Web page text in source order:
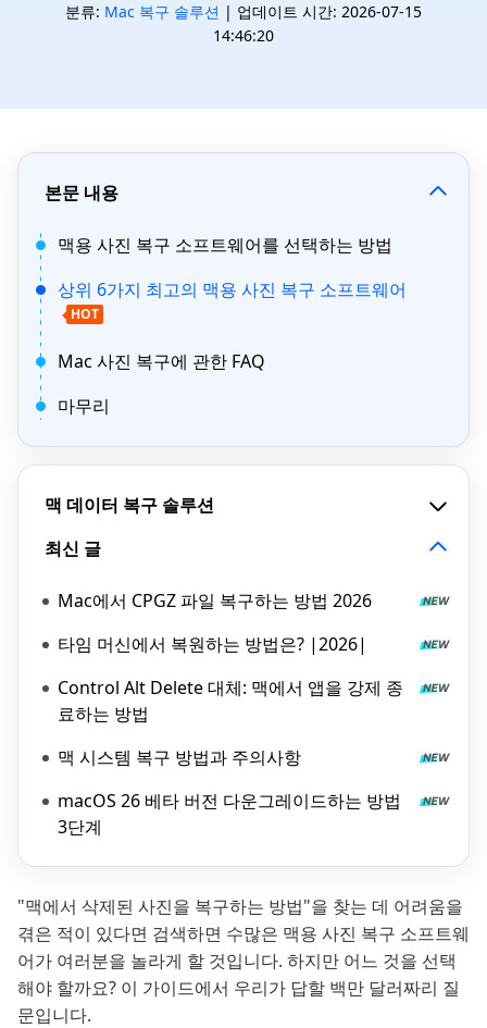
분류: Mac 복구 솔루션 | 업데이트 시간: 2026-07-15
14:46:20
본문 내용
맥용 사진 복구 소프트웨어를 선택하는 방법
상위 6가지 최고의 맥용 사진 복구 소프트웨어
HOT
Mac 사진 복구에 관한 FAQ
마무리
맥 데이터 복구 솔루션
최신 글
Mac에서 CPGZ 파일 복구하는 방법 2026
타임 머신에서 복원하는 방법은? |2026|
Control Alt Delete 대체: 맥에서 앱을 강제 종
료하는 방법
맥 시스템 복구 방법과 주의사항
macOS 26 베타 버전 다운그레이드하는 방법
3단계
"맥에서 삭제된 사진을 복구하는 방법"을 찾는 데 어려움을
겪은 적이 있다면 검색하면 수많은 맥용 사진 복구 소프트웨
어가 여러분을 놀라게 할 것입니다. 하지만 어느 것을 선택
해야 할까요? 이 가이드에서 우리가 답할 백만 달러짜리 질
문입니다.